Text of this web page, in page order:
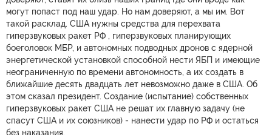
могут попаст под наш удар. Но нам доверяют, а мы им. Вот
такой расклад. США нужны средства для перехвата
гиперзвуковых ракет РФ , гиперзвуковых планирующих
боеголовок МБР, и автономных подводных дронов с ядерной
энергетической установкой способной нести ЯБП и имеющие
неограниченную по времени автономность, а их создать в
ближайшие десять двадцать лет невозможно даже в США. Об
этом сказал президент. Создание (испытание) собственных
гиперзвуковых ракет США не решат их главную задачу (не
спасут США и их союзников) - нанести удар по РФ и остаться
без наказания.